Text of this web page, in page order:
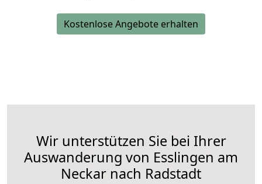
Kostenlose Angebote erhalten
Wir unterstützen Sie bei Ihrer
Auswanderung von Esslingen am
Neckar nach Radstadt